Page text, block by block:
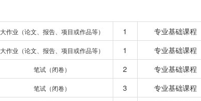
大作业（论文、报告、项目或作品等） 1
专业基础课程
大作业（论文、报告、项目或作品等） 1
专业基础课程
笔试（闭卷） 2
专业基础课程
笔试（闭卷） 3
专业基础课程